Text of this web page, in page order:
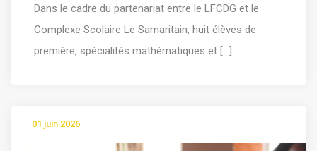
Dans le cadre du partenariat entre le LFCDG et le
Complexe Scolaire Le Samaritain, huit élèves de
première, spécialités mathématiques et [...]
01 juin 2026